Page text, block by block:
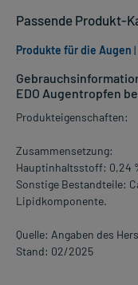
EDO Augentropfen
Produkteigenschaften:
Zusammensetzung:
Hauptinhaltsstoff: 0,24
Sonstige Bestandteile:
Lipidkomponente.
Quelle: Angaben des
Stand: 02/2025
Passende Produkt-
Produkte für die Augen |